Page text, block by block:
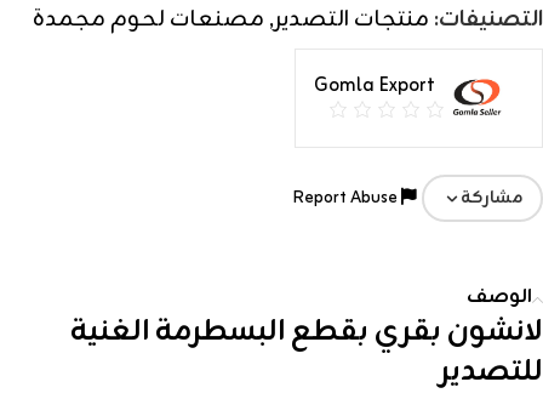
التصنيفات: منتجات التصدير, مصنعات لحوم مجمدة
Gomla Export
مشاركة
الوصف
لانشون بقري بقطع البسطرمة الغنية
للتصدير